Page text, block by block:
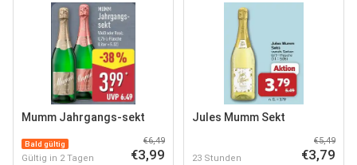
Mumm Jahrgangs-sekt
Bald gültig
Gültig in 2 Tagen
€6,49
€3,99
Jules Mumm Sekt
23 Stunden
€5,49
€3,79